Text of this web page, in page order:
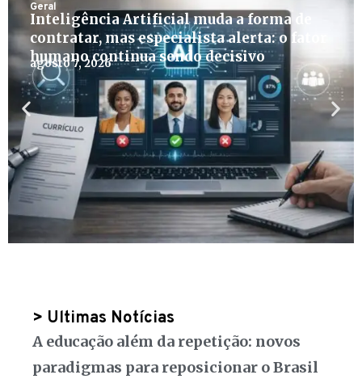
Geral
Inteligência Artificial muda a forma de
contratar, mas especialista alerta: o fator
humano continua sendo decisivo
agosto 7, 2026
> Ultimas Notícias
A educação além da repetição: novos
paradigmas para reposicionar o Brasil